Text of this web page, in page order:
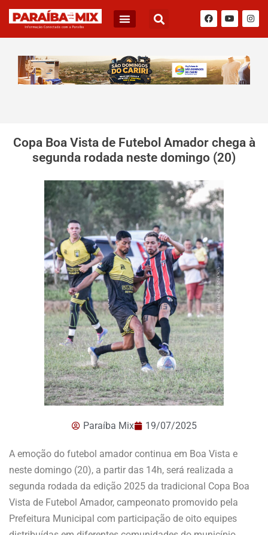
Copa Boa Vista de Futebol Amador chega à
segunda rodada neste domingo (20)
Paraíba Mix 19/07/2025
A emoção do futebol amador continua em Boa Vista e
neste domingo (20), a partir das 14h, será realizada a
segunda rodada da edição 2025 da tradicional Copa Boa
Vista de Futebol Amador, campeonato promovido pela
Prefeitura Municipal com participação de oito equipes